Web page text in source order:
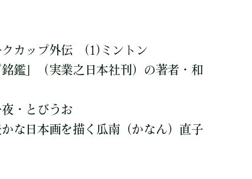
クカップ外伝 (1)ミントン
鑑」（実業之日本社刊）の著者・和
・とびうお
な日本画を描く瓜南（かなん）直子